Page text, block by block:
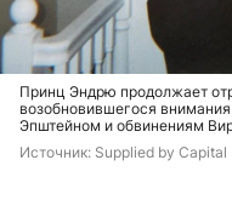
Принц Эндрю продолжает
возобновившегося
Эпштейном и обвинениям
Источник: Supplied by Capital